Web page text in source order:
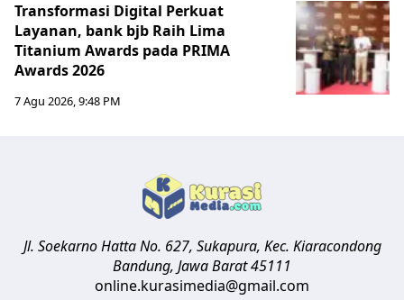
Transformasi Digital Perkuat
Layanan, bank bjb Raih Lima
Titanium Awards pada PRIMA
Awards 2026
7 Agu 2026, 9:48 PM
Jl. Soekarno Hatta No. 627, Sukapura, Kec. Kiaracondong
Bandung, Jawa Barat45111
online.kurasimedia@gmail.com